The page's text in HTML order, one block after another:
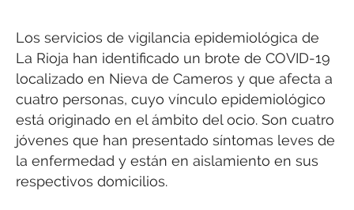
Los servicios de vigilancia epidemiológica de
La Rioja han identificado un brote de COVID-19
localizado en Nieva de Cameros y que afecta a
cuatro personas, cuyo vínculo epidemiológico
está originado en el ámbito del ocio. Son cuatro
jóvenes que han presentado síntomas leves de
la enfermedad y están en aislamiento en sus
respectivos domicilios.